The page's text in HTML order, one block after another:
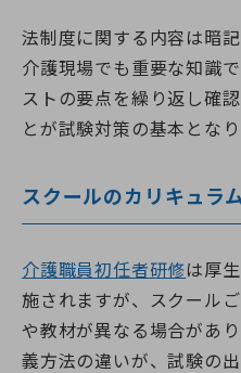
法制度に関する内容は暗
介護現場でも重要な知識
ストの要点を繰り返し確
とが試験対策の基本となり
スクールのカリキュラ
介護職員初任者研修は厚
施されますが、スクール
や教材が異なる場合があ
義方法の違いが、試験の